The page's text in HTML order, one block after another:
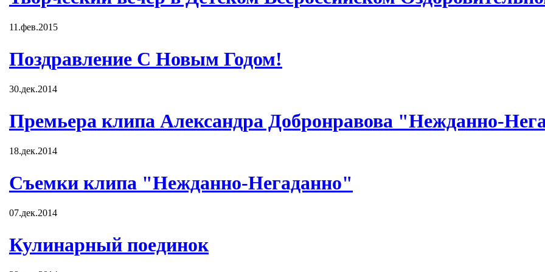
11.фев.2015
Поздравление С Новым Годом!
30.дек.2014
Премьера клипа Александра Добронравова "Нежданно-
18.дек.2014
Съемки клипа "Нежданно-Негаданно"
07.дек.2014
Кулинарный поединок